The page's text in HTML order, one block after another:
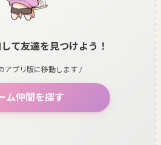
て友達を見つけよう！
アプリ版に移動します /
ム仲間を探す